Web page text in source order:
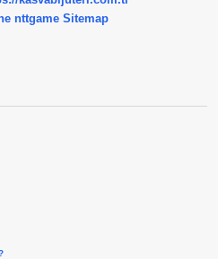
nttgame Sitemap